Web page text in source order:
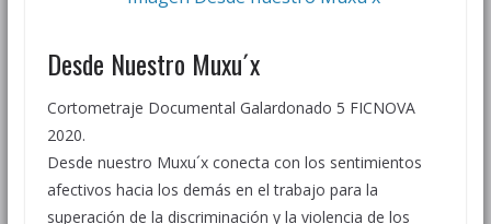
Desde Nuestro Muxu´x
Cortometraje Documental Galardonado 5 FICNOVA
2020.
Desde nuestro Muxu´x conecta con los sentimientos
afectivos hacia los demás en el trabajo para la
superación de la discriminación y la violencia de los